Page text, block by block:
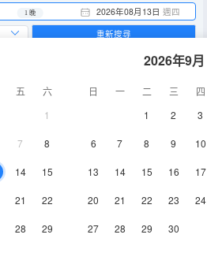
2026年08月13日 週四
1 晚
五
六
1
7 8
14 15
21 22
28 29
2026年9月
日 一 二 三
四
1
2 3
6 7 8 9 10
13 14 15 16 17
20 21 22 23 24
27 28 29 30
重新搜尋
398㎡ 空調